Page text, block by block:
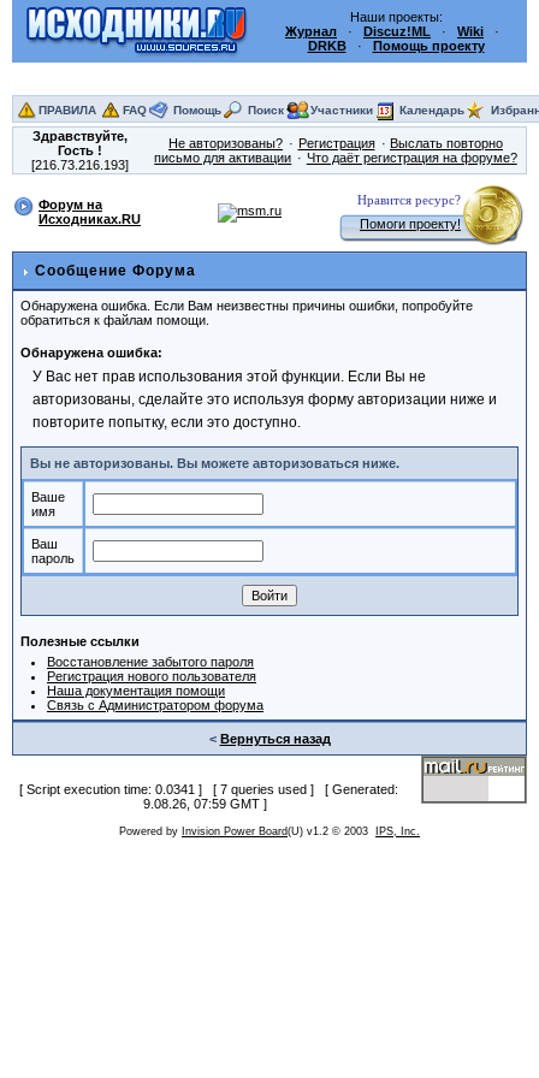
Наши проекты:
Журнал · Discuz!ML · Wiki ·
DRKB· Помощь проекту
ПРАВИЛА FAQ Помощь Поиск Участники Календарь
Здравствуйте,
Гость!
[216.73.216.193]
Не авторизованы? Регистрация
Выслать повторно
письмо для активации
Что даёт регистрация на форуме?
Форум на
Исходниках.RU
Нравится ресурс?
Помоги проекту!
Сообщение Форума
Обнаружена ошибка. Если Вам неизвестны причины ошибки, попробуйте
обратиться к файлам помощи.
Обнаружена ошибка:
У Вас нет прав использования этой функции. Если Вы не
авторизованы, сделайте это используя форму авторизации ниже и
повторите попытку, если это доступно.
Вы не авторизованы. Вы можете авторизоваться ниже.
Ваше
имя
Ваш
пароль
Полезные ссылки
Восстановление забытого пароля
Регистрация нового пользователя
Наша документация помощи
Связь с Администратором форума
< Вернуться назад
[ Script execution time: 0.0341 ] [ 7 queries used ] [ Generated:
9.08.26, 07:59 GMT ]
Powered by Invision Power Board(U) v1.2 © 2003 IPS, Inc.